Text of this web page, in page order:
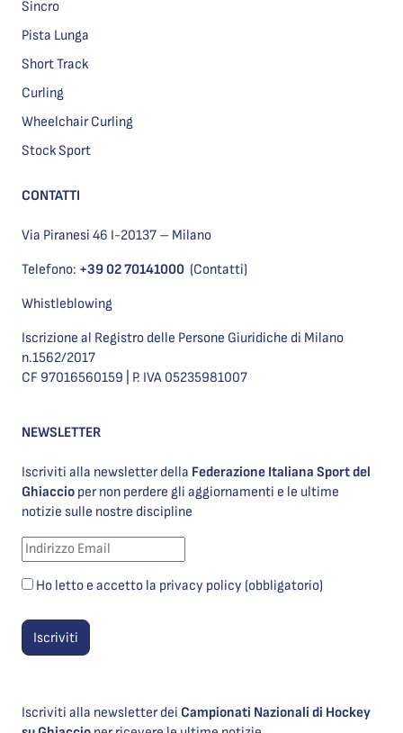
Sincro
Pista Lunga
Short Track
Curling
Wheelchair Curling
Stock Sport
CONTATTI
Via Piranesi 46 I-20137 – Milano
Telefono: +39 02 70141000 (Contatti)
Whistleblowing
Iscrizione al Registro delle Persone Giuridiche di Milano
n.1562/2017
CF 97016560159 | P. IVA 05235981007
NEWSLETTER
Iscriviti alla newsletter della Federazione Italiana Sport del
Ghiaccio per non perdere gli aggiornamenti e le ultime
notizie sulle nostre discipline
Ho letto e accetto la privacy policy (obbligatorio)
Iscriviti alla newsletter dei Campionati Nazionali di Hockey